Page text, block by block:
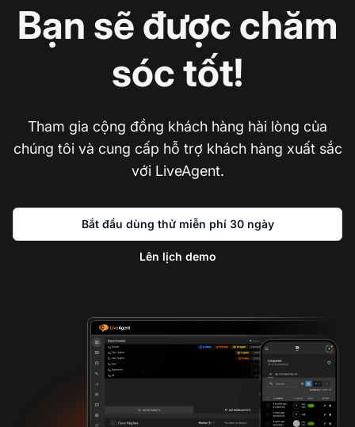
Bạn sẽ được chăm
sóc tốt!
Tham gia cộng đồng khách hàng hài lòng của
chúng tôi và cung cấp hỗ trợ khách hàng xuất sắc
với LiveAgent.
Bắt đầu dùng thử miễn phí 30 ngày
Lên lịch demo